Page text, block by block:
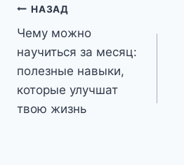
Навигация
по
записям
НАЗАД
Чему можно
научиться за месяц:
полезные навыки,
которые улучшат
твою жизнь